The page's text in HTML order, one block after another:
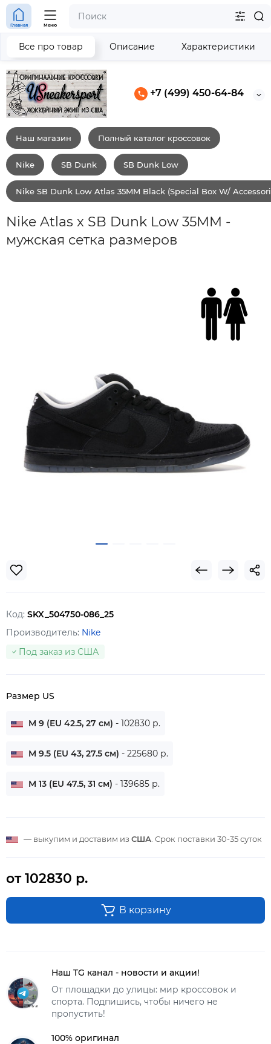
+7 (499) 450-64-84
Главная Меню
Наш магазин Полный каталог кроссовок
Nike SB Dunk SB Dunk Low
Nike SB Dunk Low Atlas 35MM Black (Special Box W/
Nike Atlas x SB Dunk Low 35MM -
мужская сетка размеров
Все про товар Описание Характеристики
Код: SKX_504750-086_25
Производитель: Nike
Под заказ из США
Размер US
M 9 (EU 42.5, 27 см) - 102830 р.
M 9.5 (EU 43, 27.5 см) - 225680 р.
M 13 (EU 47.5, 31 см) - 139685 р.
— выкупим и доставим из США . Срок поставки 30-35 суток
от 102830 р.
В корзину
Наш TG канал - новости и акции!
От площадки до улицы: мир кроссовок и
спорта. Подпишись, чтобы ничего не
пропустить!
100% оригинал